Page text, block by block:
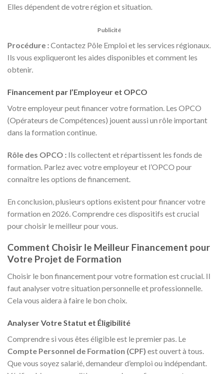
Elles dépendent de votre région et situation.
Publicité
Procédure :Contactez Pôle Emploi et les services régionaux.
Ils vous expliqueront les aides disponibles et comment les
obtenir.
Financement par l’Employeur et OPCO
Votre employeur peut financer votre formation. Les OPCO
(Opérateurs de Compétences) jouent aussi un rôle important
dans la formation continue.
Rôle des OPCO : Ils collectent et répartissent les fonds de
formation. Parlez avec votre employeur et l’OPCO pour
connaître les options de financement.
En conclusion, plusieurs options existent pour financer votre
formation en 2026. Comprendre ces dispositifs est crucial
pour choisir le meilleur pour vous.
Comment Choisir le Meilleur Financement pour
Votre Projet de Formation
Choisir le bon financement pour votre formation est crucial. Il
faut analyser votre situation personnelle et professionnelle.
Cela vous aidera à faire le bon choix.
Analyser Votre Statut et Éligibilité
Comprendre si vous êtes éligible est le premier pas. Le
Compte Personnel de Formation (CPF) est ouvert à tous.
Que vous soyez salarié, demandeur d’emploi ou indépendant.